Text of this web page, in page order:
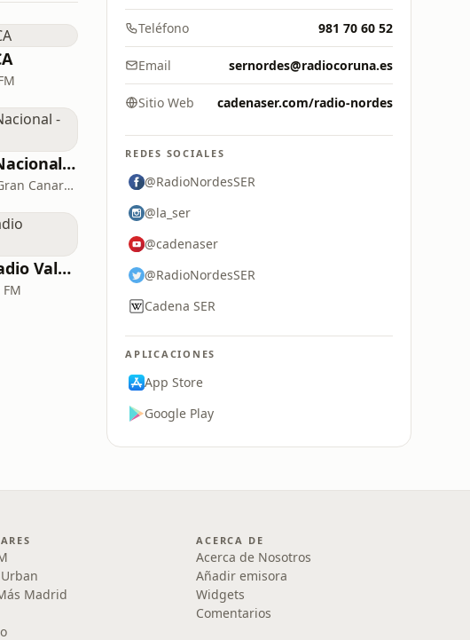
RNE Radio Nacional - Canarias
Las Palmas de Gran Canaria · 92.8 FM
La Jungla Radio Valencia
Teléfono 981 70 60 52
Email sernordes@radiocoruna.es
Sitio Web cadenaser.com/radio-nordes
REDES SOCIALES
@RadioNordesSER
@la_ser
@cadenaser
@RadioNordesSER
Cadena SER
APLICACIONES
App Store
Google Play
Madrid
ACERCA DE
Acerca de Nosotros
Añadir emisora
Widgets
Comentarios